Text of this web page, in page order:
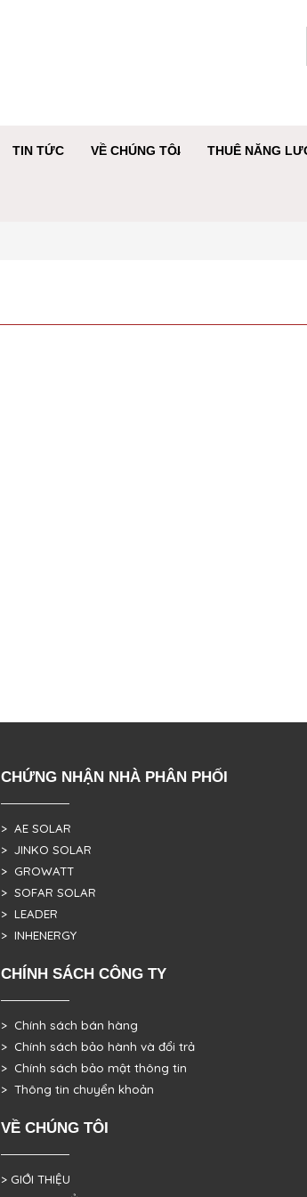
TIN TỨC VỀ CHÚNG TÔI THUÊ NĂNG
CHỨNG NHẬN NHÀ PHÂN PHỐI
> AE SOLAR
> JINKO SOLAR
> GROWATT
> SOFAR SOLAR
> LEADER
> INHENERGY
CHÍNH SÁCH CÔNG TY
> Chính sách bán hàng
> Chính sách bảo hành và đổi trả
> Chính sách bảo mật thông tin
> Thông tin chuyển khoản
VỀ CHÚNG TÔI
> GIỚI THIỆU